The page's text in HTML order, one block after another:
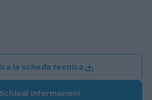
Alfa Romeo
Dacia
la scheda tecnica
informazioni